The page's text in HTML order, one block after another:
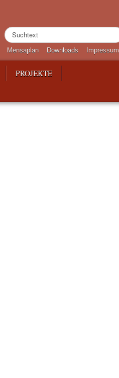
Suchen
...
Mensaplan Downloads Impressum
PROJEKTE